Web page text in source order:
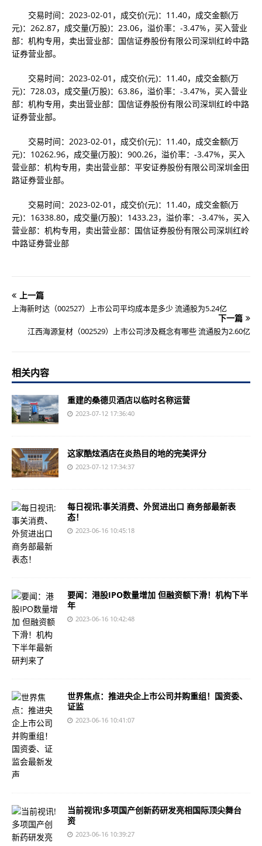
交易时间：2023-02-01，成交价(元)：11.40，成交金额(万
元)：262.87，成交量(万股)：23.06，溢价率：-3.47%，买入营业
部：机构专用，卖出营业部：国信证券股份有限公司深圳红岭中路
证券营业部。
交易时间：2023-02-01，成交价(元)：11.40，成交金额(万
元)：728.03，成交量(万股)：63.86，溢价率：-3.47%，买入营业
部：机构专用，卖出营业部：国信证券股份有限公司深圳红岭中路
证券营业部。
交易时间：2023-02-01，成交价(元)：11.40，成交金额(万
元)：10262.96，成交量(万股)：900.26，溢价率：-3.47%，买入
营业部：机构专用，卖出营业部：平安证券股份有限公司深圳金田
路证券营业部。
交易时间：2023-02-01，成交价(元)：11.40，成交金额(万
元)：16338.80，成交量(万股)：1433.23，溢价率：-3.47%，买入
营业部：机构专用，卖出营业部：国信证券股份有限公司深圳红岭
中路证券营业部
上一篇
上海新时达（002527）上市公司平均成本是多少 流通股为5.24亿
下一篇
江西海源复材（002529）上市公司涉及概念有哪些 流通股为2.60亿
相关内容
重建的桑德贝酒店以临时名称运营
2023-07-12 17:36:40
这家酷炫酒店在炎热目的地的完美评分
2023-07-12 17:34:37
每日视讯:事关消费、外贸进出口 商务部最新表
态！
2023-06-16 10:45:18
要闻：港股IPO数量增加 但融资额下滑！机构下半
年
2023-06-16 10:42:48
世界焦点：推进央企上市公司并购重组！国资委、
证监
2023-06-16 10:41:07
当前视讯!多项国产创新药研发亮相国际顶尖舞台
资
2023-06-16 10:39:27